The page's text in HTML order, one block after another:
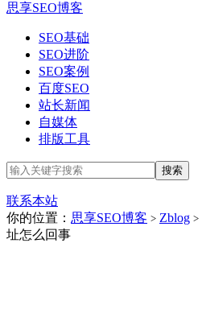
思享SEO博客
SEO基础
SEO进阶
SEO案例
百度SEO
站长新闻
自媒体
排版工具
联系本站
你的位置： 思享SEO博客 > Zblog >
址怎么回事